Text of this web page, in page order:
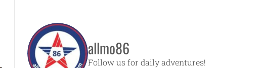
allmo86
Follow us for daily adventures!